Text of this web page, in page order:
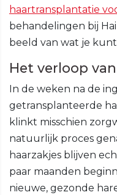
haartransplantatie
behandelingen bij
beeld van wat je
Het verloop
In de weken na de
getransplanteerde
klinkt misschien
natuurlijk proces
haarzakjes blijven
paar maanden
nieuwe, gezonde